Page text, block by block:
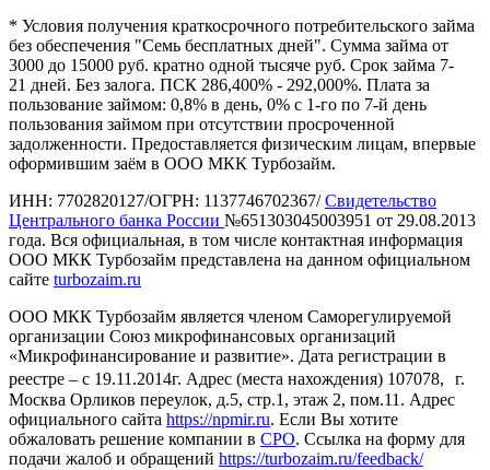
* Условия получения краткосрочного потребительского займа
без обеспечения "Семь бесплатных дней". Сумма займа от
3000 до 15000 руб. кратно одной тысяче руб. Срок займа 7-
21 дней. Без залога. ПСК 286,400% - 292,000%. Плата за
пользование займом: 0,8% в день, 0% с 1-го по 7-й день
пользования займом при отсутствии просроченной
задолженности. Предоставляется физическим лицам, впервые
оформившим заём в ООО МКК Турбозайм.
ИНН: 7702820127/ОГРН: 1137746702367/Свидетельство
Центрального банка России №651303045003951 от 29.08.2013
года. Вся официальная, в том числе контактная информация
ООО МКК Турбозайм представлена на данном официальном
сайте turbozaim.ru
ООО МКК Турбозайм является членом Саморегулируемой
организации Союз микрофинансовых организаций
«Микрофинансирование и развитие». Дата регистрации в
реестре – с 19.11.2014г. Адрес (места нахождения) 107078, г.
Москва Орликов переулок, д.5, стр.1, этаж 2, пом.11. Адрес
официального сайта https://npmir.ru. Если Вы хотите
обжаловать решение компании в СРО. Ссылка на форму для
подачи жалоб и обращений https://turbozaim.ru/feedback/